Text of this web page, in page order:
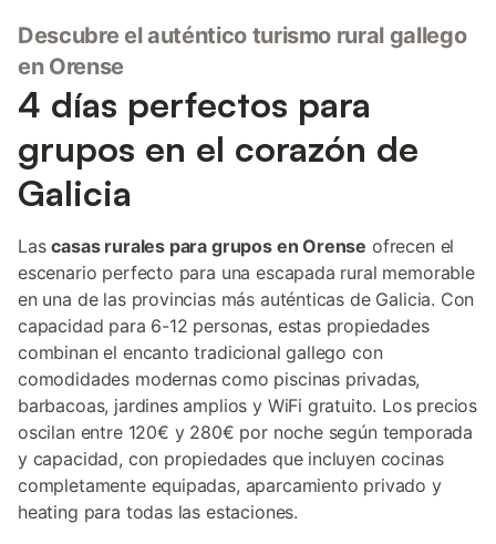
Descubre el auténtico turismo rural gallego
en Orense
4 días perfectos para
grupos en el corazón de
Galicia
Lascasas rurales para grupos en Orense ofrecen el
escenario perfecto para una escapada rural memorable
en una de las provincias más auténticas de Galicia. Con
capacidad para 6-12 personas, estas propiedades
combinan el encanto tradicional gallego con
comodidades modernas como piscinas privadas,
barbacoas, jardines amplios y WiFi gratuito. Los precios
oscilan entre 120€ y 280€ por noche según temporada
y capacidad, con propiedades que incluyen cocinas
completamente equipadas, aparcamiento privado y
heating para todas las estaciones.